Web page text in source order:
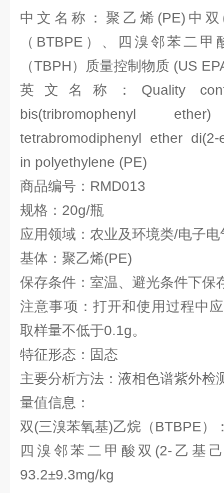
中文名称：聚乙烯(PE)中
（BTBPE）、四溴邻苯二
（TBPH）质量控制物质 (US
英文名称：Quality
bis(tribromophenyl
tetrabromodiphenyl ether di(2-
in polyethylene (PE)
商品编号：RMD013
规格：20g/瓶
应用领域：农业及环境类/电子
基体：聚乙烯(PE)
保存条件：室温、避光条件下保
注意事项：打开和使用过程中
取样量不低于0.1g。
特征形态：固态
主要分析方法：液相色谱紫外检
量值信息：
双(三溴苯氧基)乙烷（BTBPE）
四溴邻苯二甲酸双(2-乙基
93.2±9.3mg/kg